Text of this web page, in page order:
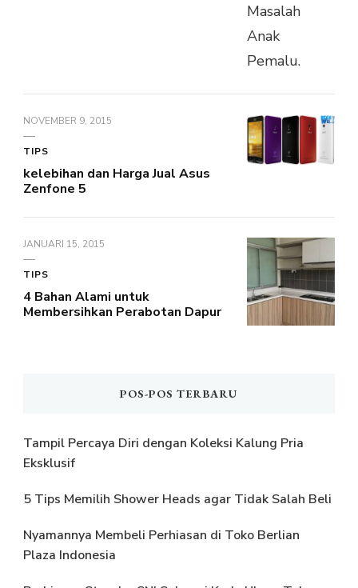
NOVEMBER 9, 2015
TIPS
kelebihan dan Harga Jual Asus
Zenfone 5
JANUARI 15, 2015
TIPS
4 Bahan Alami untuk
Membersihkan Perabotan Dapur
POS-POS TERBARU
Tampil Percaya Diri dengan Koleksi Kalung Pria
Eksklusif
5 Tips Memilih Shower Heads agar Tidak Salah Beli
Nyamannya Membeli Perhiasan di Toko Berlian
Plaza Indonesia